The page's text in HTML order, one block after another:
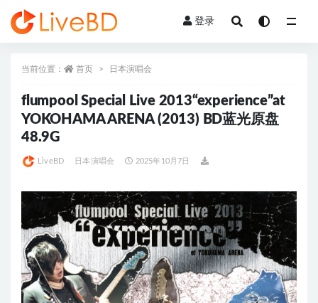
登录
当前位置： 首页 日本演唱会
flumpool Special Live 2013“experience”at
YOKOHAMA ARENA (2013) BD蓝光原盘
48.9G
LiveBD 日本演唱会 2025年10月7日